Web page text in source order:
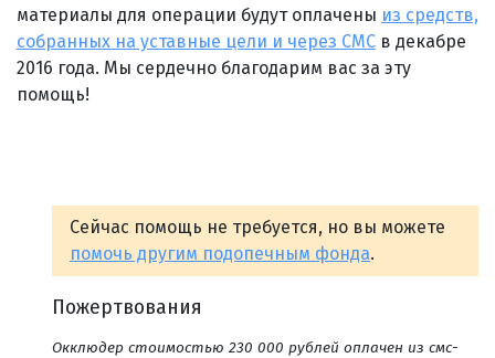
материалы для операции будут оплачены из средств,
собранных на уставные цели и через СМС в декабре
2016 года. Мы сердечно благодарим вас за эту
помощь!
Сейчас помощь не требуется, но вы можете
помочь другим подопечным фонда.
Пожертвования
Окклюдер стоимостью 230 000 рублей оплачен из смс-